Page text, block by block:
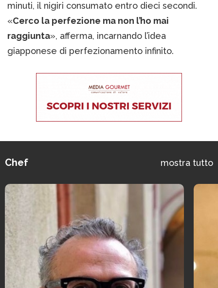
minuti, il nigiri consumato entro dieci secondi.
«Cerco la perfezione ma non l’ho mai
raggiunta», afferma, incarnando l’idea
giapponese di perfezionamento infinito.
Chef mostra tutto